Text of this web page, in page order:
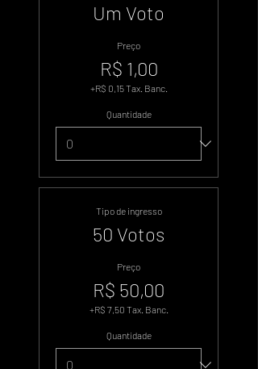
Um Voto
Preço
R$ 1,00
+R$ 0,15 Tax. Banc.
Quantidade
Tipo de ingresso
50 Votos
Preço
R$ 50,00
+R$ 7,50 Tax. Banc.
Quantidade